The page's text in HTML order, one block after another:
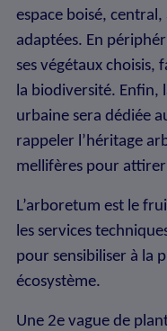
espace boisé, central,
adaptées. En
ses végétaux choisis,
la biodiversité. Enfin,
urbaine sera dédiée
rappeler l’héritage
mellifères pour
L’arboretum est le
les services
pour sensibiliser à la
écosystème.
Une 2e vague de